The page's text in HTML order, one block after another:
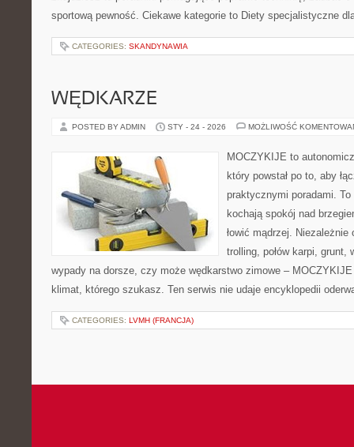
sportową pewność. Ciekawe kategorie to Diety specjalistyczne
CATEGORIES: SKANDYNAWIA
WĘDKARZE
POSTED BY ADMIN STY - 24 - 2026 MOŻLIWOŚĆ
MOCZYKIJE to
który powstał po to, aby
praktycznymi poradami.
kochają spokój nad
łowić mądrzej.
trolling, połów karpi, grunt,
wypady na dorsze, czy może wędkarstwo zimowe – MOCZYKIJE
klimat, którego szukasz. Ten serwis nie udaje encyklopedii
CATEGORIES: LVMH (FRANCJA)